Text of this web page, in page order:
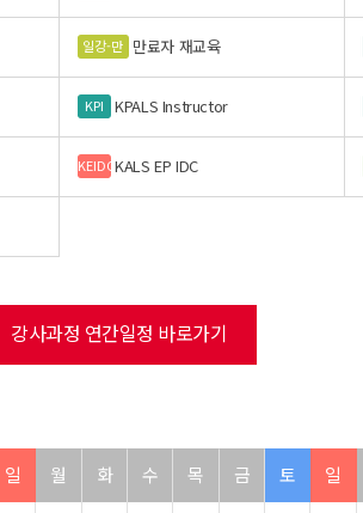
일강-만 만료자 재교육
KPI KPALS Instructor
KEIDCKALS EP IDC
강사과정 연간일정 바로가기
일 월 화 수 목 금 토 일